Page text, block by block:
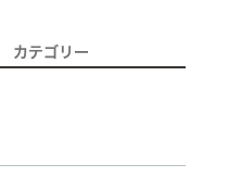
カテゴリー